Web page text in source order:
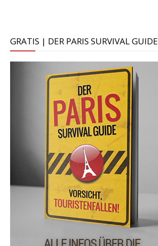
GRATIS | DER PARIS SURVIVAL GUIDE